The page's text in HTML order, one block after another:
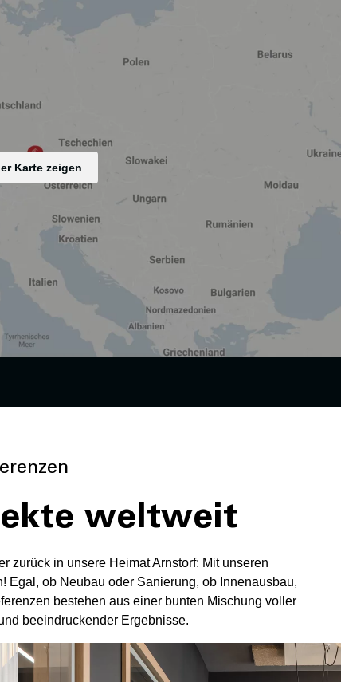
Karte zeigen
personenbezogenen Daten. Die Verarbeitung dient der Einbindung von
Medien. Je nach Funktion werden dabei Daten an Dritte
ist stets freiwillig, für die Nutzung unserer Website nicht
ändern
weltweit
zurück in unsere Heimat Arnstorf: Mit unseren
Egal, ob Neubau oder Sanierung, ob Innenausbau,
bestehen aus einer bunten Mischung voller
beeindruckender Ergebnisse.